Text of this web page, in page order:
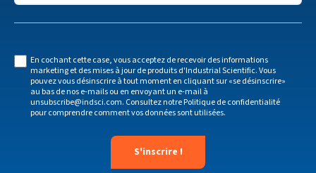
En cochant cette case, vous acceptez de recevoir des informations
marketing et des mises à jour de produits d'Industrial Scientific. Vous
pouvez vous désinscrire à tout moment en cliquant sur «se désinscrire»
au bas de nos e-mails ou en envoyant un e-mail à
unsubscribe@indsci.com. Consultez notrePolitique de confidentialité
pour comprendre comment vos données sont utilisées.